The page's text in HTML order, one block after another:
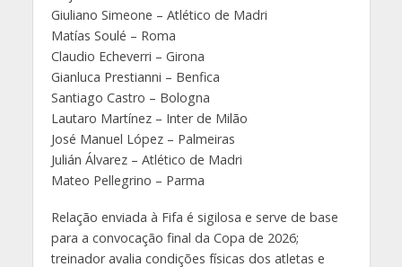
Giuliano Simeone – Atlético de Madri
Matías Soulé – Roma
Claudio Echeverri – Girona
Gianluca Prestianni – Benfica
Santiago Castro – Bologna
Lautaro Martínez – Inter de Milão
José Manuel López – Palmeiras
Julián Álvarez – Atlético de Madri
Mateo Pellegrino – Parma
Relação enviada à Fifa é sigilosa e serve de base
para a convocação final da Copa de 2026;
treinador avalia condições físicas dos atletas e